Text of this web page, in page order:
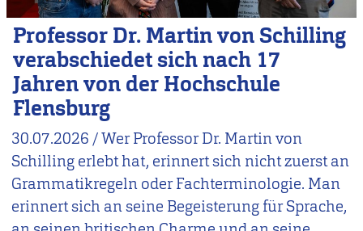
Professor Dr. Martin von Schilling
verabschiedet sich nach 17
Jahren von der Hochschule
Flensburg
30.07.2026 /Wer Professor Dr. Martin von
Schilling erlebt hat, erinnert sich nicht zuerst an
Grammatikregeln oder Fachterminologie. Man
erinnert sich an seine Begeisterung für Sprache,